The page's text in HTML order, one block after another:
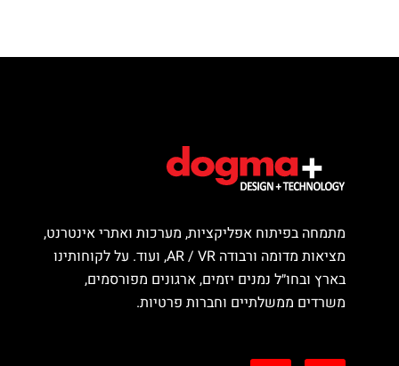
מתמחה בפיתוח אפליקציות, מערכות ואתרי אינטרנט,
מציאות מדומה ורבודה AR / VR, ועוד. על לקוחותינו
בארץ ובחו״ל נמנים יזמים, ארגונים מפורסמים,
משרדים ממשלתיים וחברות פרטיות.